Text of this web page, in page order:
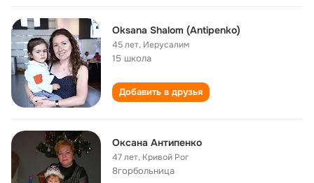
Oksana Shalom (Antipenko)
45 лет, Иерусалим
15 школа
Добавить в друзья
Оксана Антипенко
47 лет, Кривой Рог
8горбольница